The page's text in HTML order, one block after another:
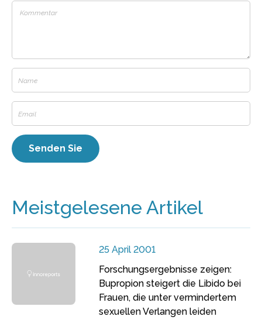
Meistgelesene Artikel
25 April 2001
Forschungsergebnisse zeigen:
Bupropion steigert die Libido bei
Frauen, die unter vermindertem
sexuellen Verlangen leiden